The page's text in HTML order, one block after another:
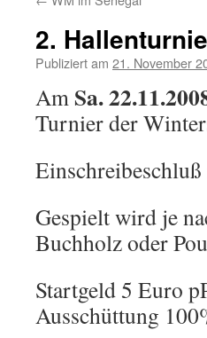
2.
Publiziert am 21. November
Am Sa.
Turnier der
Gespielt wird je
Buchholz oder
Startgeld 5 Euro
Ausschüttung